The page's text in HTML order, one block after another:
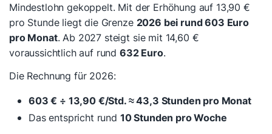
Mindestlohn gekoppelt. Mit der Erhöhung auf 13,90 €
pro Stunde liegt die Grenze 2026 bei rund 603 Euro
pro Monat. Ab 2027 steigt sie mit 14,60 €
voraussichtlich auf rund 632 Euro.
Die Rechnung für 2026:
603 € ÷ 13,90 €/Std. ≈ 43,3 Stunden pro Monat
Das entspricht rund 10 Stunden pro Woche